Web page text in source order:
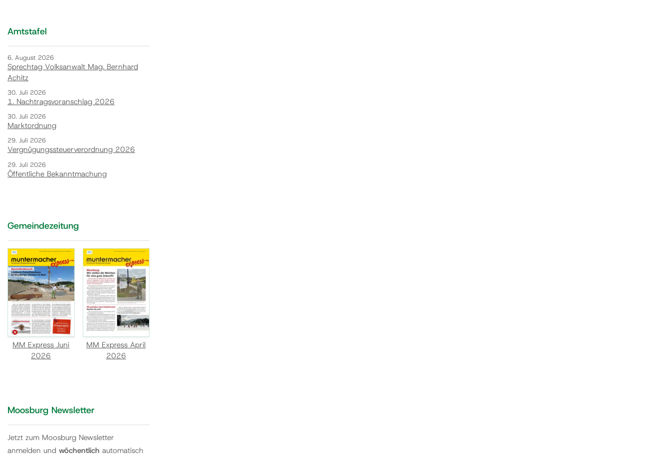
Amtstafel
6. August 2026
Sprechtag Volksanwalt Mag. Bernhard
Achitz
30. Juli 2026
1. Nachtragsvoranschlag 2026
30. Juli 2026
Marktordnung
29. Juli 2026
Vergnügungssteuerverordnung 2026
29. Juli 2026
Öffentliche Bekanntmachung
Gemeindezeitung
MM Express Juni
2026
MM Express April
2026
Moosburg Newsletter
Jetzt zum Moosburg Newsletter
anmelden und wöchentlich automatisch